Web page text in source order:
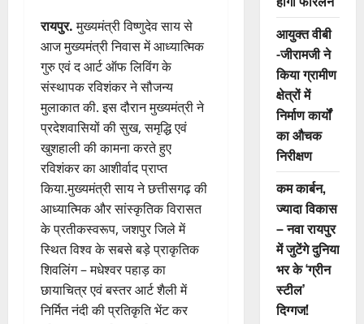
रायपुर.मुख्यमंत्री विष्णुदेव साय से
आज मुख्यमंत्री निवास में आध्यात्मिक
गुरु एवं द आर्ट ऑफ लिविंग के
संस्थापक रविशंकर ने सौजन्य
मुलाकात की. इस दौरान मुख्यमंत्री ने
प्रदेशवासियों की सुख, समृद्धि एवं
खुशहाली की कामना करते हुए
रविशंकर का आशीर्वाद प्राप्त
किया.मुख्यमंत्री साय ने छत्तीसगढ़ की
आध्यात्मिक और सांस्कृतिक विरासत
के प्रतीकस्वरूप, जशपुर जिले में
स्थित विश्व के सबसे बड़े प्राकृतिक
शिवलिंग – मधेश्वर पहाड़ का
छायाचित्र एवं बस्तर आर्ट शैली में
निर्मित नंदी की प्रतिकृति भेंट कर
आयुक्त वीबी
-जीरामजी ने
किया ग्रामीण
क्षेत्रों में
निर्माण कार्यों
का औचक
निरीक्षण
कम कार्बन,
ज्यादा विकास
– नवा रायपुर
में जुटेंगे दुनिया
भर के ‘ग्रीन
स्टील’
दिग्गज!